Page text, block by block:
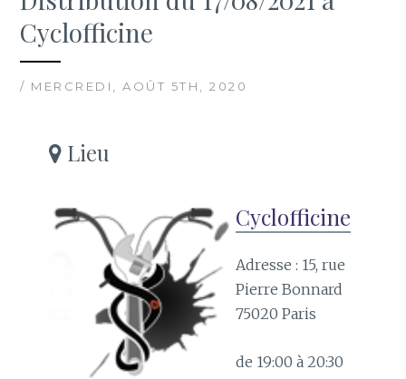
Cyclofficine
/ MERCREDI, AOÛT 5TH, 2020
Lieu
Cyclofficine
Adresse : 15, rue
Pierre Bonnard
75020 Paris
de 19:00 à 20:30